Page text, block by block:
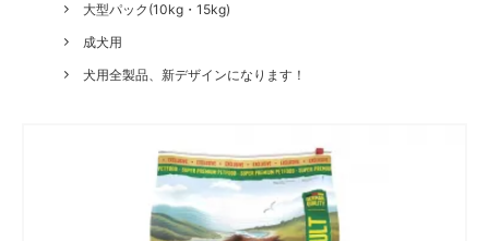
犬用製品一覧
高齢犬用
ジョセラについて
ジョセラについて
お客様サポート
大型パック(10kg・15kg)
成犬用
犬用全製品、新デザインになります！